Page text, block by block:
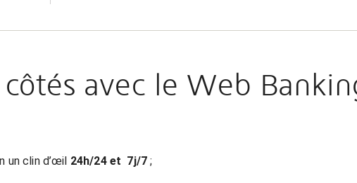
avec le Web
un clin d’œil 24h/24 et 7j/7 ;